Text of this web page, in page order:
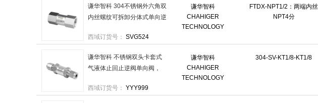
谦华智科
CHAHIGER
TECHNOLOGY
FTDX-NPT1/2：两端内丝
NPT4分
谦华智科 304不锈钢外六角双
内丝螺纹可拆卸分体式单向逆
内丝NPT4分 售卖规格：1个
西域订货号： SVG524
谦华智科
CHAHIGER
TECHNOLOGY
304-SV-KT1/8-KT1/8
谦华智科 不锈钢双头卡套式
气液体止回止逆阀单向阀，
套1分-出口卡套1分 售卖规
西域订货号： YYY999